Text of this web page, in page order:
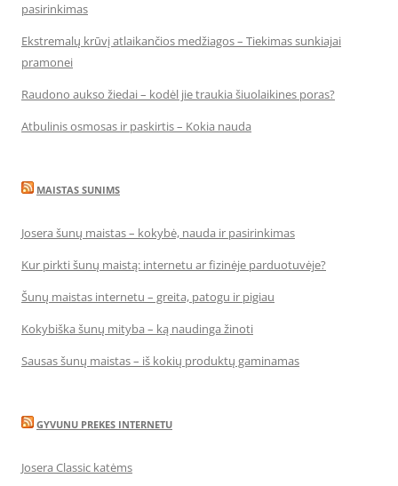
pasirinkimas
Ekstremalų krūvį atlaikančios medžiagos – Tiekimas sunkiajai
pramonei
Raudono aukso žiedai – kodėl jie traukia šiuolaikines poras?
Atbulinis osmosas ir paskirtis – Kokia nauda
MAISTAS SUNIMS
Josera šunų maistas – kokybė, nauda ir pasirinkimas
Kur pirkti šunų maistą: internetu ar fizinėje parduotuvėje?
Šunų maistas internetu – greita, patogu ir pigiau
Kokybiška šunų mityba – ką naudinga žinoti
Sausas šunų maistas – iš kokių produktų gaminamas
GYVUNU PREKES INTERNETU
Josera Classic katėms